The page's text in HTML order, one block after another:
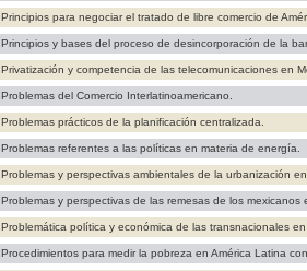
Principios para negociar el tratado de libre comercio de
Principios y bases del proceso de desincorporación de la
Privatización y competencia de las telecomunicaciones en
Problemas del Comercio Interlatinoamericano.
Problemas prácticos de la planificación centralizada.
Problemas referentes a las políticas en materia de energía.
Problemas y perspectivas ambientales de la urbanización
Problemas y perspectivas de las remesas de los mexicanos
Problemática política y económica de las transnacionales
Procedimientos para medir la pobreza en América Latina